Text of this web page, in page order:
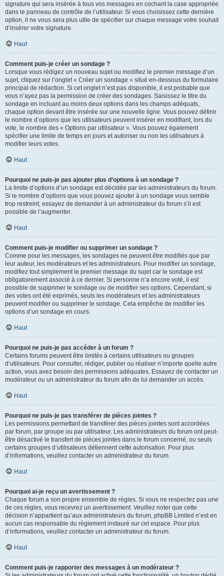
signature qui sera insérée à tous vos messages en cochant la case appropriée
dans le panneau de contrôle de l’utilisateur. Si vous choisissez cette dernière
option, il ne vous sera plus utile de spécifier sur chaque message votre souhait
d’insérer votre signature.
Haut
Comment puis-je créer un sondage ?
Lorsque vous rédigez un nouveau sujet ou modifiez le premier message d’un
sujet, cliquez sur l’onglet « Créer un sondage » situé en-dessous du formulaire
principal de rédaction. Si cet onglet n’est pas disponible, il est probable que
vous n’ayez pas la permission de créer des sondages. Saisissez le titre du
sondage en incluant au moins deux options dans les champs adéquats,
chaque option devant être insérée sur une nouvelle ligne. Vous pouvez définir
le nombre d’options que les utilisateurs peuvent insérer en modifiant, lors du
vote, le nombre des « Options par utilisateur ». Vous pouvez également
spécifier une limite de temps en jours et autoriser ou non les utilisateurs à
modifier leurs votes.
Haut
Pourquoi ne puis-je pas ajouter plus d’options à un sondage ?
La limite d’options d’un sondage est décidée par les administrateurs du forum.
Si le nombre d’options que vous pouvez ajouter à un sondage vous semble
trop restreint, essayez de demander à un administrateur du forum s’il est
possible de l’augmenter.
Haut
Comment puis-je modifier ou supprimer un sondage ?
Comme pour les messages, les sondages ne peuvent être modifiés que par
leur auteur, les modérateurs et les administrateurs. Pour modifier un sondage,
modifiez tout simplement le premier message du sujet car le sondage est
obligatoirement associé à ce dernier. Si personne n’a encore voté, il est
possible de supprimer le sondage ou de modifier ses options. Cependant, si
des votes ont été exprimés, seuls les modérateurs et les administrateurs
peuvent modifier ou supprimer le sondage. Cela empêche de modifier les
options d’un sondage en cours.
Haut
Pourquoi ne puis-je pas accéder à un forum ?
Certains forums peuvent être limités à certains utilisateurs ou groupes
d’utilisateurs. Pour consulter, rédiger, publier ou réaliser n’importe quelle autre
action, vous avez besoin des permissions adéquates. Essayez de contacter un
modérateur ou un administrateur du forum afin de lui demander un accès.
Haut
Pourquoi ne puis-je pas transférer de pièces jointes ?
Les permissions permettant de transférer des pièces jointes sont accordées
par forum, par groupe ou par utilisateur. Les administrateurs du forum ont peut-
être désactivé le transfert de pièces jointes dans le forum concerné, ou seuls
certains groupes d’utilisateurs détiennent cette autorisation. Pour plus
d’informations, veuillez contacter un administrateur du forum.
Haut
Pourquoi ai-je reçu un avertissement ?
Chaque forum a son propre ensemble de règles. Si vous ne respectez pas une
de ces règles, vous recevrez un avertissement. Veuillez noter que cette
décision n’appartient qu’aux administrateurs du forum, phpBB Limited n’est en
aucun cas responsable du règlement instauré sur cet espace. Pour plus
d’informations, veuillez contacter un administrateur du forum.
Haut
Comment puis-je rapporter des messages à un modérateur ?